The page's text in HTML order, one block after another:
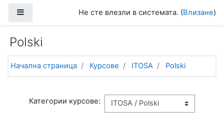
Страничен панелНе сте влезли в системата. (Влизане)
Polski
Начална страница Курсове ITOSA Polski
Категории курсове: